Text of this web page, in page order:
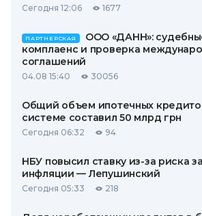
Сегодня 12:06 1677
ПАРТНЕРСКАЯ
ООО «ДАНН»:
комплаенс и проверка
соглашений
04.08 15:40 30056
Общий объем ипотечных
системе составил 50 млрд грн
Сегодня 06:32 94
НБУ повысил ставку из-за риска
инфляции — Лепушинский
Сегодня 05:33 218